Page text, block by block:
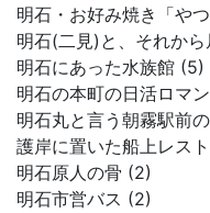
明石・お好み焼き「や
明石(二見)と、それか
明石にあった水族館 (5)
明石の本町の日活ロマ
明石丸と言う朝霧駅前
護岸に置いた船上レス
明石原人の骨 (2)
明石市営バス (2)